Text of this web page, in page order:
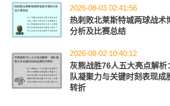
2026-08-03 02:41:56
热刺败北莱斯特城两球战术
分析及比赛总结
2026-08-02 10:40:12
灰熊战胜76人五大亮点解析
队凝聚力与关键时刻表现成
转折